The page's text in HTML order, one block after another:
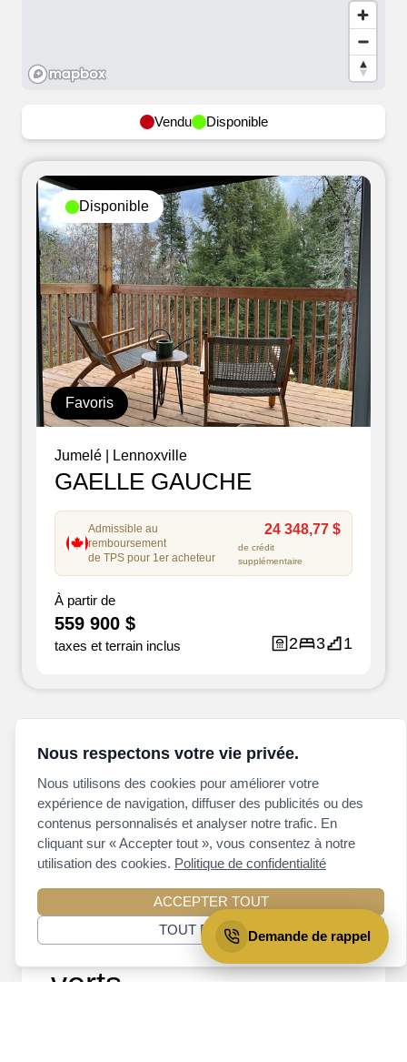
Nous respectons votre vie privée.
Nous utilisons des cookies pour améliorer votre
expérience de navigation, diffuser des publicités ou des
contenus personnalisés et analyser notre trafic. En
cliquant sur « Accepter tout », vous consentez à notre
utilisation des cookies. Politique de confidentialité
TOUT REJETER
ACCEPTER TOUT
Disponible
Favoris
Jumelé Lennoxville
GAELLE GAUCHE
Admissible au
remboursement
de TPS pour 1er acheteur
24 348,77 $
de crédit
supplémentaire
À partir de
559 900 $
taxes et terrain inclus 2 3 1
Vendu Disponible
Secteur tranquille
près de la rivière,
offrant au jumelé de
belles vues et un
environnement
entouré d’espaces
verts.
Demande de rappel